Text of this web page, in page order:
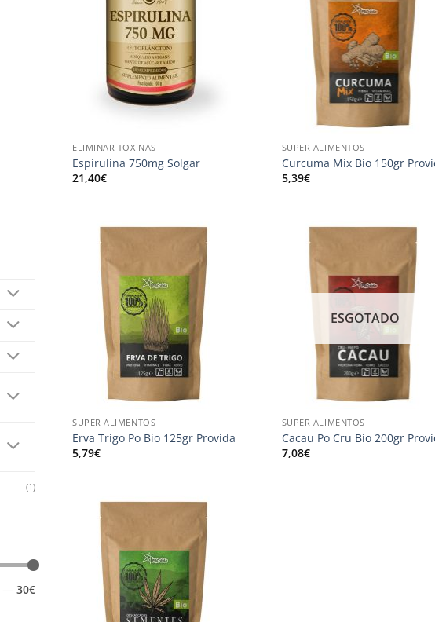
(1)
— 30€
ELIMINAR TOXINAS
Espirulina 750mg Solgar
21,40€
SUPER ALIMENTOS
Curcuma Mix Bio 150gr
5,39€
Adicionar
desejos
SUPER ALIMENTOS
Erva Trigo Po Bio 125gr Provida
5,79€
ESGOTADO
SUPER ALIMENTOS
Cacau Po Cru Bio 200gr
7,08€
Adicionar
desejos